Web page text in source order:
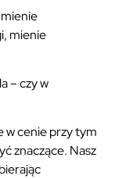
mienie
– czy w
w cenie przy tym
znaczące. Nasz